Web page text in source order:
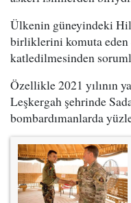
Ülkenin güneyindeki
birliklerini komuta
katledilmesinden
Özellikle 2021 yılının
Leşkergah şehrinde
bombardımanlarda